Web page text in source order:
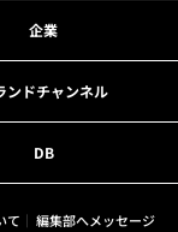
企業
ンドチャンネル
DB
て
編集部へメッセージ